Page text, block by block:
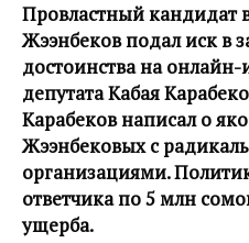
Провластный кандидат
Жээнбеков подал иск в
достоинства на онлайн-
депутата Кабая
Карабеков написал о
Жээнбековых с
организациями.
ответчика по 5 млн
ущерба.